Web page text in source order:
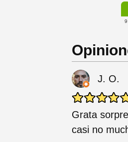
9
J. O.
Grata
casi no